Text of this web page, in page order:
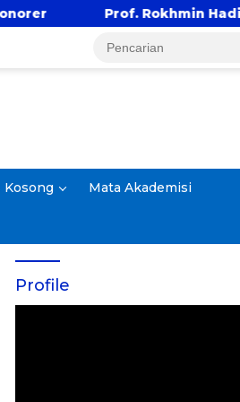
Hadiri Reuni Emas Alumni
Kosong Mata Akademisi
Profile